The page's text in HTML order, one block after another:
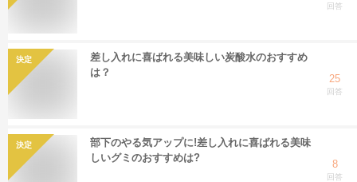
回答
決定
差し入れに喜ばれる美味しい炭酸水のおすすめ
は？
25
回答
決定
部下のやる気アップに!差し入れに喜ばれる美味
しいグミのおすすめは?
8
回答